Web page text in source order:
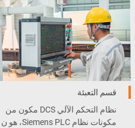
قسم التعبئة
نظام التحكم الآلي DCS مكون من
مكونات نظام Siemens PLC، هو ن